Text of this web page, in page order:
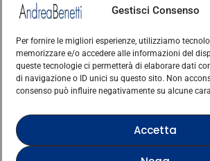
Gestisci Consenso
Per fornire le migliori esperienze, utilizziamo
memorizzare e/o accedere alle informazioni del
queste tecnologie ci permetterà di elaborare dati
di navigazione o ID unici su questo sito. Non
consenso può influire negativamente su alcune
Accetta
© Copyright · Tutti i diritti riservati
Contemporanea Italiana·
la Privacy Policy e i Termini di